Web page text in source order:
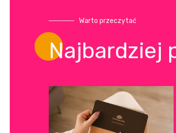
Warto przeczytać
Najbardziej